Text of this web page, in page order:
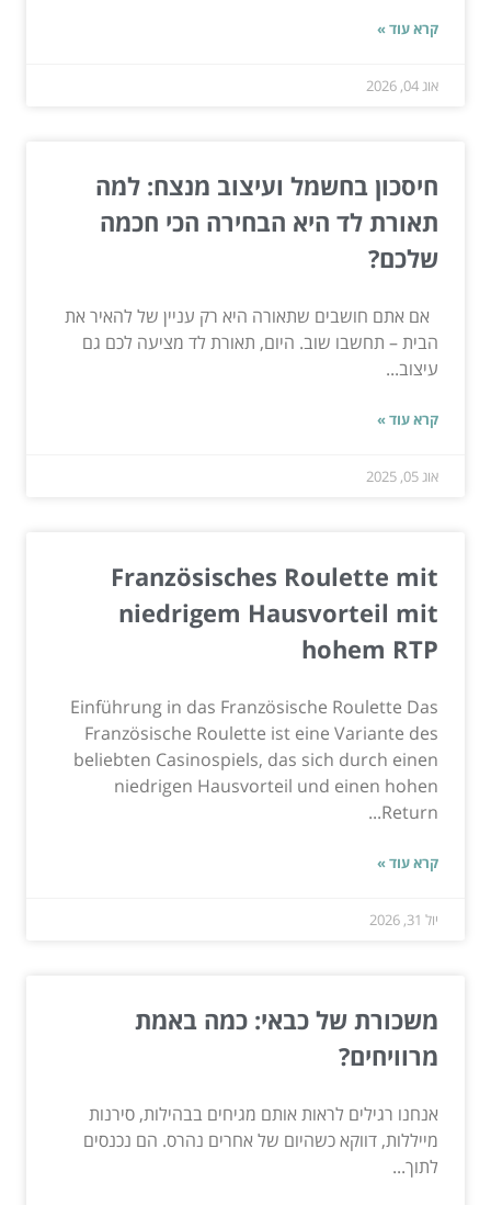
קרא עוד »
אוג 04, 2026
חיסכון בחשמל ועיצוב מנצח: למה
תאורת לד היא הבחירה הכי חכמה
שלכם?
אם אתם חושבים שתאורה היא רק עניין של להאיר את
הבית – תחשבו שוב. היום, תאורת לד מציעה לכם גם
עיצוב...
קרא עוד »
אוג 05, 2025
Französisches Roulette mit
niedrigem Hausvorteil mit
hohem RTP
Einführung in das Französische Roulette Das
Französische Roulette ist eine Variante des
beliebten Casinospiels, das sich durch einen
niedrigen Hausvorteil und einen hohen
Return...
קרא עוד »
יול 31, 2026
משכורת של כבאי: כמה באמת
מרוויחים?
אנחנו רגילים לראות אותם מגיחים בבהילות, סירנות
מייללות, דווקא כשהיום של אחרים נהרס. הם נכנסים
לתוך...